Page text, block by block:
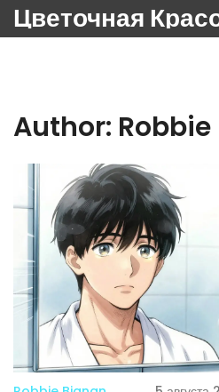
Author: